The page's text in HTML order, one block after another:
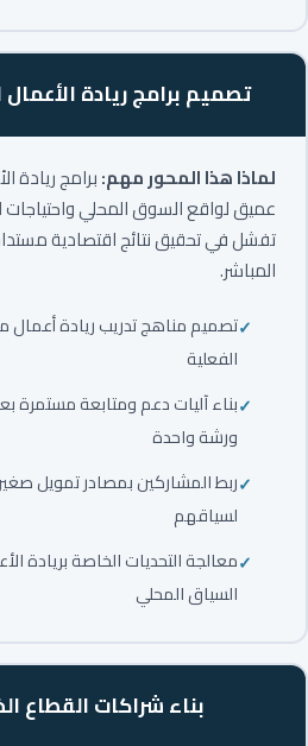
تصميم برامج ريادة الأعمال
لماذا هذا المحور مهم:برامج ريادة
عميق لواقع السوق المحلي واحتياجات
تفشل في تحقيق نتائج اقتصادية
المباشر.
تصميم مناهج تدريب ريادة
الفعلية
بناء آليات دعم ومتابعة مستمرة
ورشة واحدة
ربط المشاركين بمصادر تمويل
لسياقهم
معالجة التحديات الخاصة بريادة
السياق المحلي
بناء شراكات القطاع